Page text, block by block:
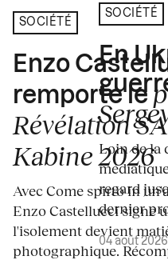
SOCIÉTÉ
Enzo
remporte le
Révélation
Kabine 2026
Avec Come spirto in
Enzo Castellucci signe
l'isolement devient
photographique.
SOCIÉTÉ
En
Loin de la
regard
dernier
04 août 2026